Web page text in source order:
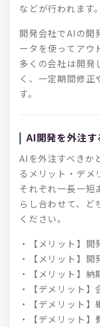
などが行われます。
開発会社でAIの開
ータを使ってアウ
多くの会社は開発
く、一定期間修正
す。
AI開発を外注す
AIを外注すべきか
るメリット・デメ
それぞれ一長一短
らし合わせて、ど
ください。
・【メリット】開
・【メリット】
・【メリット】納
・【デメリット】
・【デメリット
・【デメリット